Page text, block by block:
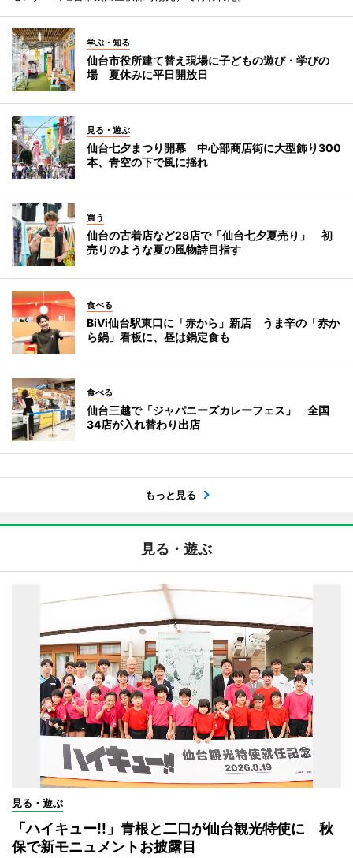
学ぶ・知る
仙台市役所建て替え現場に子どもの遊び・学びの
場 夏休みに平日開放日
見る・遊ぶ
仙台七夕まつり開幕 中心部商店街に大型飾り300
本、青空の下で風に揺れ
買う
仙台の古着店など28店で「仙台七夕夏売り」 初
売りのような夏の風物詩目指す
食べる
BiVi仙台駅東口に「赤から」新店 うま辛の「赤か
ら鍋」看板に、昼は鍋定食も
食べる
仙台三越で「ジャパニーズカレーフェス」 全国
34店が入れ替わり出店
もっと見る
見る・遊ぶ
見る・遊ぶ
「ハイキュー!!」青根と二口が仙台観光特使に 秋
保で新モニュメントお披露目